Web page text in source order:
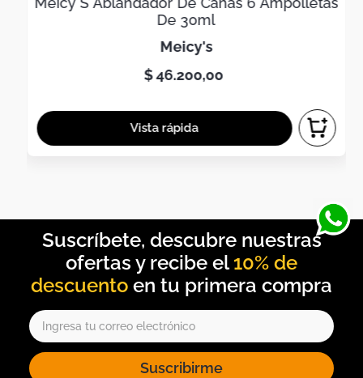
De 30ml
meicy's
$46.200,00
10% de
descuento
Suscribirme